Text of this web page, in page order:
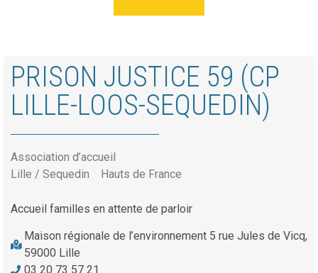
PRISON JUSTICE 59 (CP
LILLE-LOOS-SEQUEDIN)
Association d’accueil
Lille / Sequedin
Hauts de France
Accueil familles en attente de parloir
Maison régionale de l’environnement 5 rue Jules de Vicq,
59000 Lille
03 20 73 57 21